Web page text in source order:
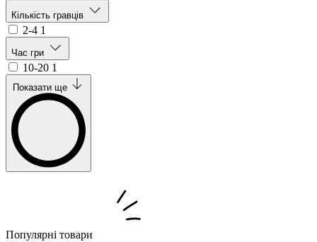
Кількість гравців
2-4 1
Час гри
10-20 1
Показати ще
Популярні товари